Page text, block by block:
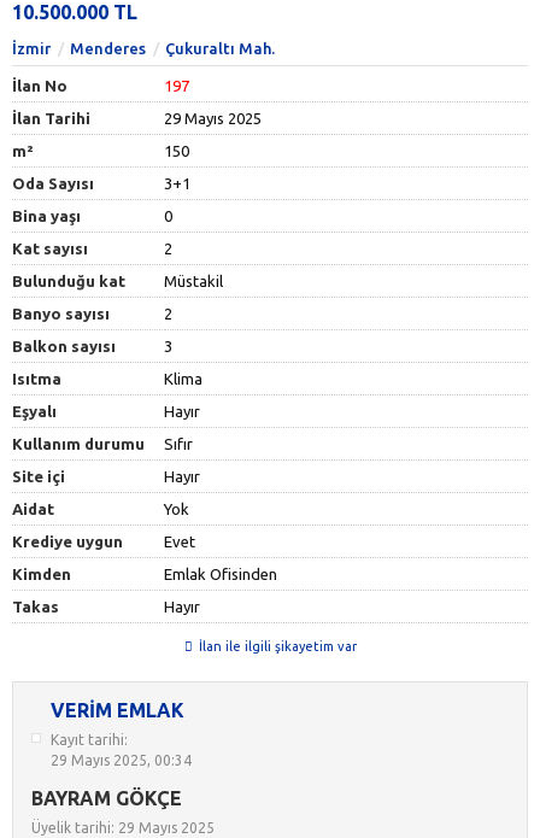
10.500.000 TL
İzmir Menderes Çukuraltı Mah.
İlan No
197
İlan Tarihi
29 Mayıs 2025
m²
150
Oda Sayısı
3+1
Bina yaşı
0
Kat sayısı
2
Bulunduğu kat
Müstakil
Banyo sayısı
2
Balkon sayısı
3
Isıtma
Klima
Eşyalı
Hayır
Kullanım durumu
Sıfır
Site içi
Hayır
Aidat
Yok
Krediye uygun
Evet
Kimden
Emlak Ofisinden
Takas
Hayır
İlan ile ilgili şikayetim var
VERİM EMLAK
Kayıt tarihi:
29 Mayıs 2025, 00:34
BAYRAM GÖKÇE
Üyelik tarihi: 29 Mayıs 2025